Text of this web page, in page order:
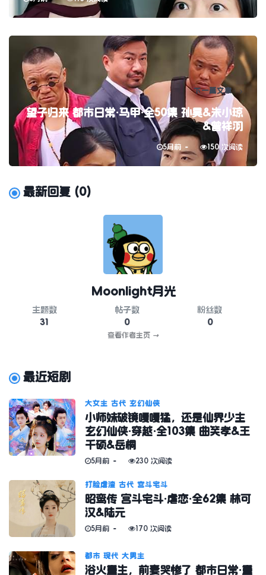
下一篇文章
望子归来 都市日常·马甲·全50集 孙昊&朱小琼
&曾祥羽
5月前 150 次阅读
最新回复 (0)
Moonlight月光
主题数
31
帖子数
0
粉丝数
0
查看作者主页 →
最近短剧
大女主 古代 玄幻仙侠
小师妹破镜嘎嘎猛，还是仙界少主
玄幻仙侠·穿越·全103集 曲笑孝&王
千硕&岳桐
5月前 230 次阅读
打脸虐渣 古代 宫斗宅斗
昭鸾传 宫斗宅斗·虐恋·全62集 林可
汉&陆元
5月前 170 次阅读
都市 现代 大男主
浴火重生，前妻哭惨了 都市日常·重